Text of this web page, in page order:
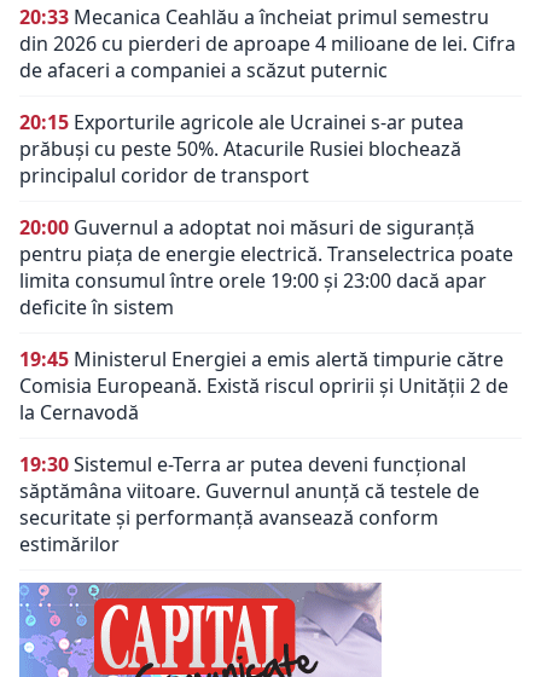
20:33 Mecanica Ceahlău a încheiat primul semestru
din 2026 cu pierderi de aproape 4 milioane de lei. Cifra
de afaceri a companiei a scăzut puternic
20:15 Exporturile agricole ale Ucrainei s-ar putea
prăbuși cu peste 50%. Atacurile Rusiei blochează
principalul coridor de transport
20:00 Guvernul a adoptat noi măsuri de siguranță
pentru piața de energie electrică. Transelectrica poate
limita consumul între orele 19:00 și 23:00 dacă apar
deficite în sistem
19:45 Ministerul Energiei a emis alertă timpurie către
Comisia Europeană. Există riscul opririi și Unității 2 de
la Cernavodă
19:30Sistemul e-Terra ar putea deveni funcțional
săptămâna viitoare. Guvernul anunță că testele de
securitate și performanță avansează conform
estimărilor